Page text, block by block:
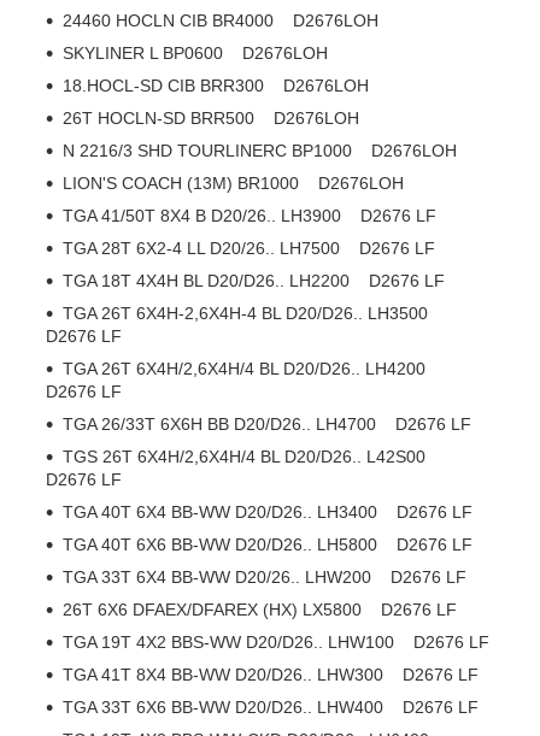
24460 HOCLN CIB BR4000 D2676LOH
SKYLINER L BP0600 D2676LOH
18.HOCL-SD CIB BRR300 D2676LOH
26T HOCLN-SD BRR500 D2676LOH
N 2216/3 SHD TOURLINERC BP1000 D2676LOH
LION'S COACH (13M) BR1000 D2676LOH
TGA 41/50T 8X4 B D20/26.. LH3900 D2676 LF
TGA 28T 6X2-4 LL D20/26.. LH7500 D2676 LF
TGA 18T 4X4H BL D20/D26.. LH2200 D2676 LF
TGA 26T 6X4H-2,6X4H-4 BL D20/D26.. LH3500
D2676 LF
TGA 26T 6X4H/2,6X4H/4 BL D20/D26.. LH4200
D2676 LF
TGA 26/33T 6X6H BB D20/D26.. LH4700 D2676 LF
TGS 26T 6X4H/2,6X4H/4 BL D20/D26.. L42S00
D2676 LF
TGA 40T 6X4 BB-WW D20/D26.. LH3400 D2676 LF
TGA 40T 6X6 BB-WW D20/D26.. LH5800 D2676 LF
TGA 33T 6X4 BB-WW D20/26.. LHW200 D2676 LF
26T 6X6 DFAEX/DFAREX (HX) LX5800 D2676 LF
TGA 19T 4X2 BBS-WW D20/D26.. LHW100 D2676 LF
TGA 41T 8X4 BB-WW D20/D26.. LHW300 D2676 LF
TGA 33T 6X6 BB-WW D20/D26.. LHW400 D2676 LF